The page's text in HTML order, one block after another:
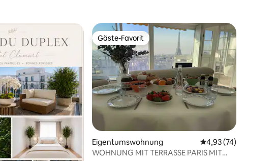
Gäste-Favorit
Gäste-Favorit
Eigentumswohnung Durchschnittliche
4,93 (74)
WOHNUNG MIT TERRASSE PARIS MIT